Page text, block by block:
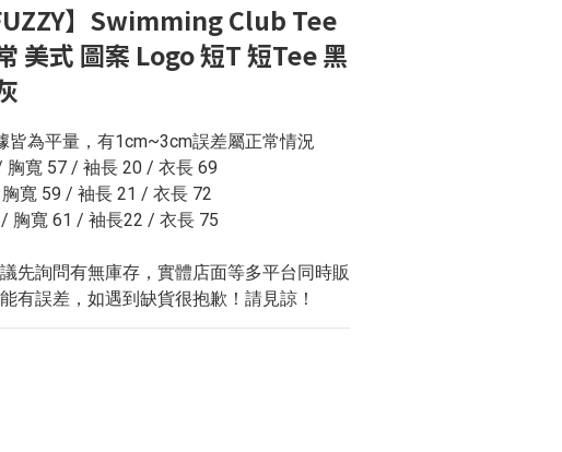
】Swimming Club Tee
美式 圖案 Logo 短T 短Tee 黑
皆為平量，有1cm~3cm誤差屬正常情況
胸寬 57 / 袖長 20 / 衣長 69
寬 59 / 袖長 21 / 衣長 72
胸寬 61 / 袖長22 / 衣長 75
先詢問有無庫存，實體店面等多平台同時販
有誤差，如遇到缺貨很抱歉！請見諒！